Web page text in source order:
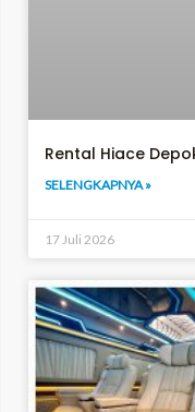
Rental Hiace
SELENGKAPNYA »
17 Juli 2026